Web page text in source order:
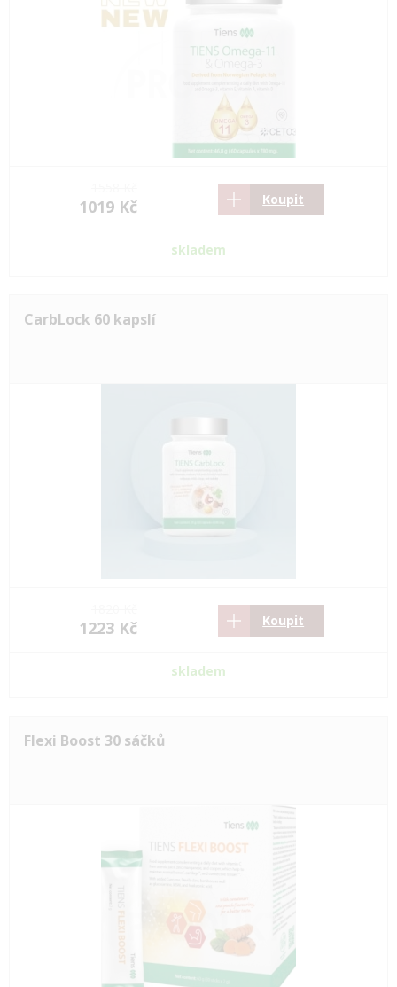
1019 Kč Koupit
skladem
CarbLock 60 kapslí
1223 Kč Koupit
skladem
Flexi Boost 30 sáčků